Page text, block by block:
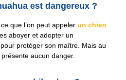
est dangereux ?
que l’on peut appeler un chien
aboyer et adopter un
protéger son maître. Mais au
aucun danger.